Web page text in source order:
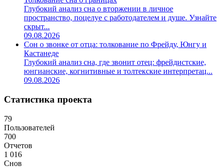
Глубокий анализ сна о вторжении в личное
пространство, поцелуе с работодателем и душе. Узнайте
скрыт...
09.08.2026
Сон о звонке от отца: толкование по Фрейду, Юнгу и
Кастанеде
Глубокий анализ сна, где звонит отец: фрейдистские,
юнгианские, когнитивные и толтекские интерпретац...
09.08.2026
Статистика проекта
79
Пользователей
700
Отчетов
1 016
Снов